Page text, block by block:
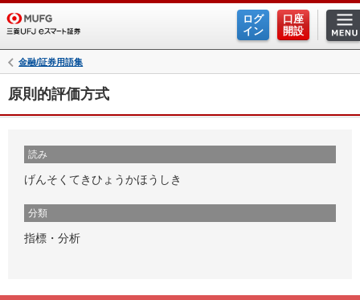
ログ
イン
口座
開設
金融/証券用語集
原則的評価方式
読み
げんそくてきひょうかほうしき
分類
指標・分析